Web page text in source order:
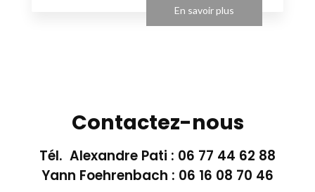
En savoir plus
Contactez-nous
Tél. Alexandre Pati : 06 77 44 62 88
Yann Foehrenbach : 06 16 08 70 46